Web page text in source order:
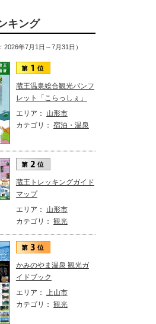
キング
2026年7月1日～7月31日）
蔵王温泉総合観光パンフ
レット「こらっしぇ」
エリア： 山形市
カテゴリ： 宿泊・温泉
蔵王トレッキングガイド
マップ
エリア： 山形市
カテゴリ： 観光
かみのやま温泉 観光ガ
イドブック
エリア： 上山市
カテゴリ： 観光